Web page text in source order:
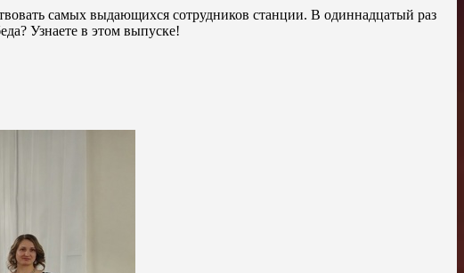
самых выдающихся сотрудников станции. В одиннадцатый раз
Узнаете в этом выпуске!